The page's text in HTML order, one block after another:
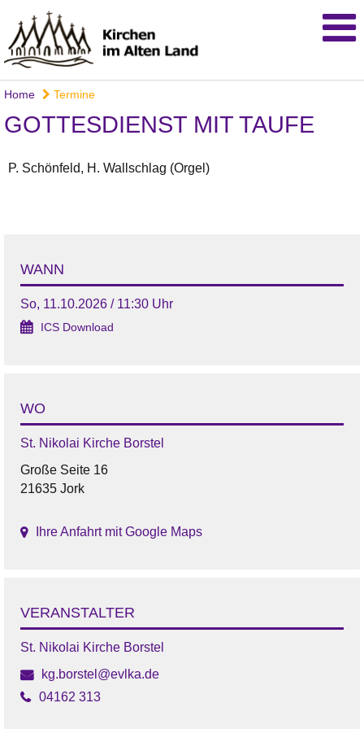
Home Termine
GOTTESDIENST MIT TAUFE
P. Schönfeld, H. Wallschlag (Orgel)
WANN
So, 11.10.2026 / 11:30 Uhr
ICS Download
WO
St. Nikolai Kirche Borstel
Große Seite 16
21635 Jork
Ihre Anfahrt mit Google Maps
VERANSTALTER
St. Nikolai Kirche Borstel
kg.borstel@evlka.de
04162 313